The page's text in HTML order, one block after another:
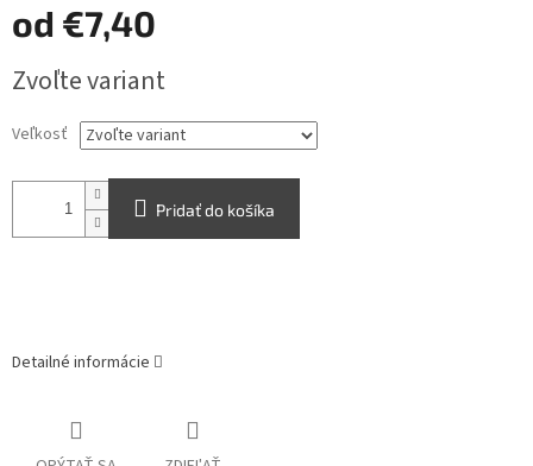
od €7,40
cena:
Zvoľte variant
Veľkosť
Pridať do košíka
Detailné informácie